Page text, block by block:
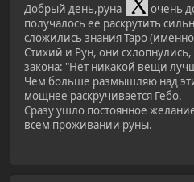
Добрый день,руна
очень
получалось ее раскрутить
сложились знания Таро
Стихий и Рун, они
закона: "Нет никакой вещи
Чем больше размышляю над
мощнее раскручивается Гебо.
Сразу ушло постоянное
всем проживании руны.